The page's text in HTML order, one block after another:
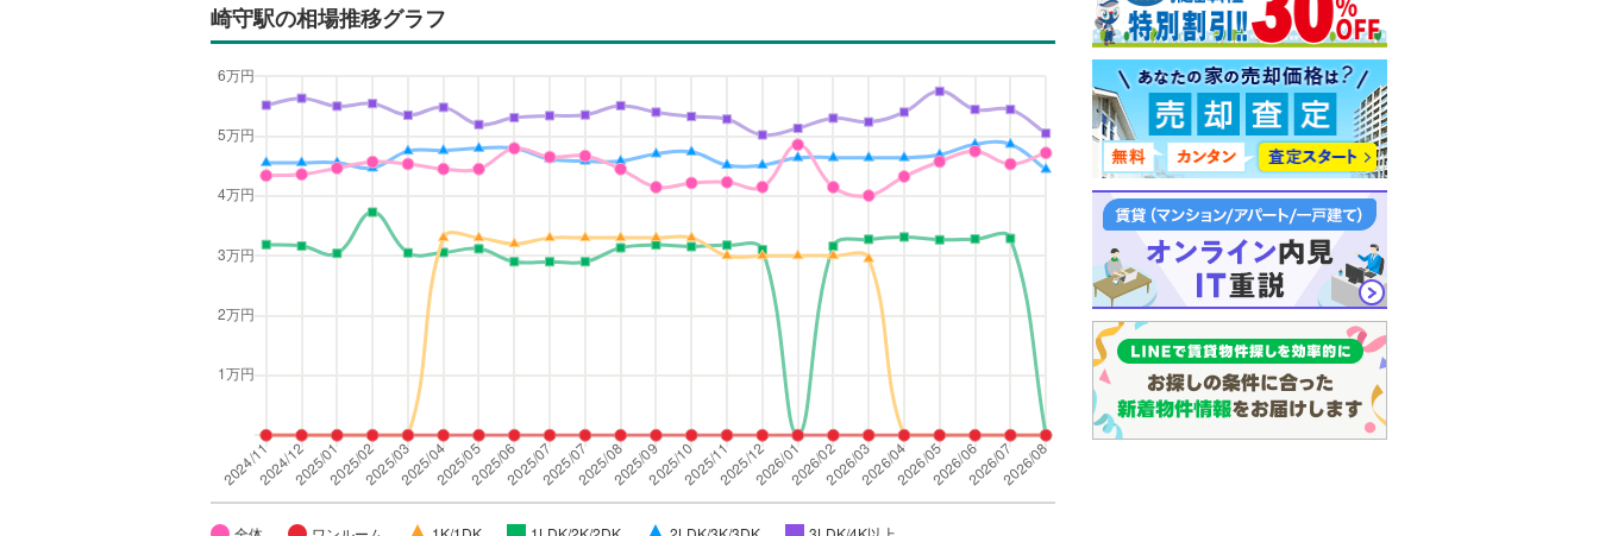
崎守駅の相場推移グラフ